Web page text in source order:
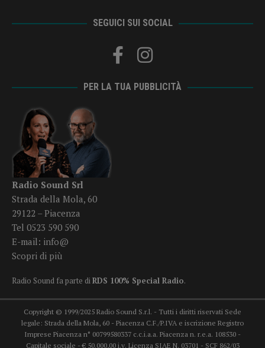
SEGUICI SUI SOCIAL
PER LA TUA PUBBLICITÀ
Radio Sound Srl
Strada della Mola, 60
29122 – Piacenza
Tel 0523 590 590
E-mail: info@
Scopri di più
Radio Sound fa parte diRDS 100% Special Radio.
Copyright © 1999/2025 Radio Sound S.r.l. - Tutti i diritti riservati Sede
legale: Strada della Mola, 60 - Piacenza C.F./P.IVA e iscrizione Registro
Imprese Piacenza n° 00799580337 c.c.i.a.a. Piacenza n. r.e.a. 108530 -
Capitale sociale - € 50.000,00 i.v. Licenza SIAE N. 03701 - SCF 862/03